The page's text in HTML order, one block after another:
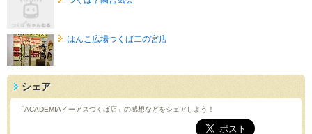
はんこ広場つくば二の宮店
シェア
「ACADEMIAイーアスつくば店」の感想などをシェアしよう！